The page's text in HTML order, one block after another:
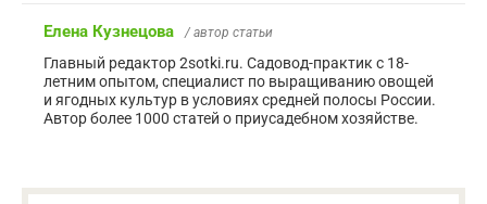
Елена Кузнецова / автор статьи
Главный редактор 2sotki.ru. Садовод-практик с 18-
летним опытом, специалист по выращиванию овощей
и ягодных культур в условиях средней полосы России.
Автор более 1000 статей о приусадебном хозяйстве.